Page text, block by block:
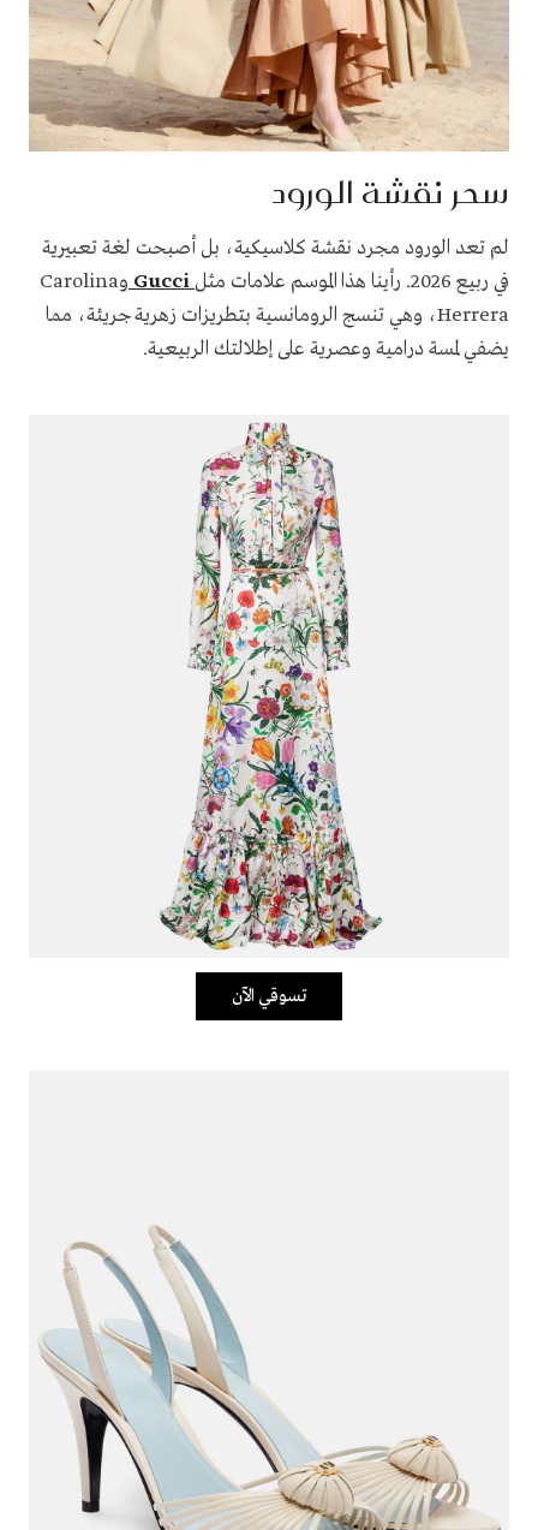
سحر نقشة الورود
لم تعد الورود مجرد نقشة كلاسيكية، بل أصبحت لغة تعبيرية
في ربيع 2026. رأينا هذا الموسم علامات مثل
وCarolina
Herrera، وهي تنسج الرومانسية بتطريزات زهرية جريئة، مما
يضفي لمسة درامية وعصرية على إطلالتك الربيعية.
تسوقي الآن